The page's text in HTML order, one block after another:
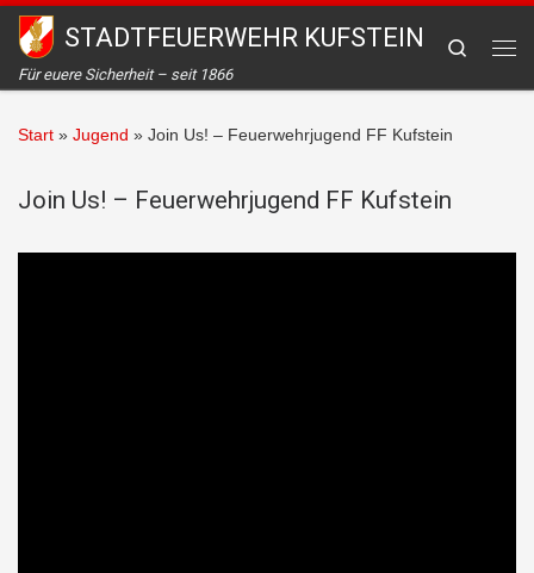
Zum Inhalt springen
STADTFEUERWEHR KUFSTEIN
Für euere Sicherheit – seit 1866
Search
Start » Jugend » Join Us! – Feuerwehrjugend FF Kufstein
Join Us! – Feuerwehrjugend FF Kufstein